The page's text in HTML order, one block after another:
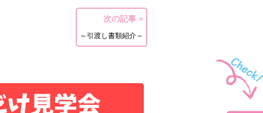
次の記事 »
～引渡し書類紹介～